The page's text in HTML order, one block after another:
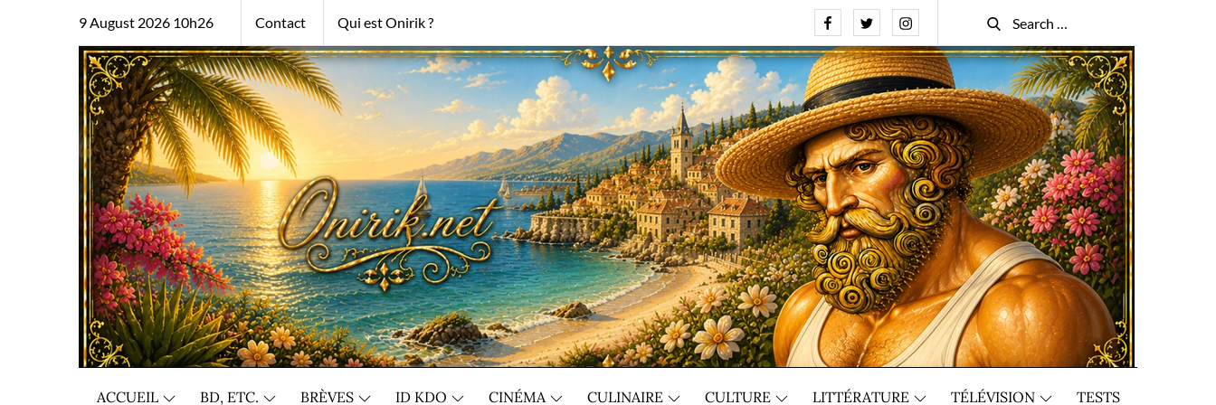
9 August 2026 10h26 Contact Qui est Onirik ? FacebookTwitterInstagram
Search
for:
Search
ACCUEIL BD, ETC. BRÈVES ID KDO CINÉMA CULINAIRE CULTURE LITTÉRATURE TÉLÉVISION TESTS